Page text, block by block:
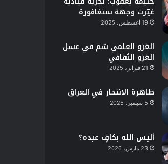
غيّرت وجهة سنغافورة
19 أغسطس، 2025
الغزو العلمي سُم في عسل
الغزو الثقافي
21 فبراير، 2025
ظاهرة الانتحار في العراق
5 سبتمبر، 2025
أليس الله بكافٍ عبده؟
23 مارس، 2026